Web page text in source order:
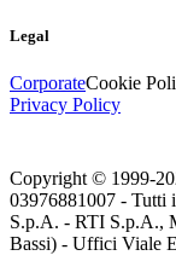
Legal
CorporateCookie
Privacy Policy
Copyright © 1999-
03976881007 - Tutti
S.p.A. - RTI S.p.A.,
Bassi) - Uffici Viale